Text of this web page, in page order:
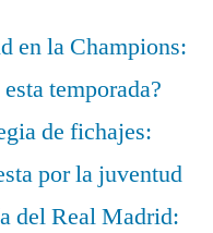
en la Champions:
temporada?
de fichajes:
por la juventud
del Real Madrid: